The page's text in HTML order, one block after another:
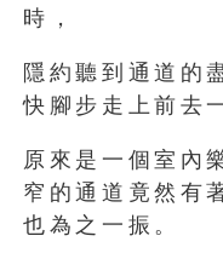
時，
隱約聽到通道的
快腳步走上前去
原來是一個室內
窄的通道竟然有
也為之一振。